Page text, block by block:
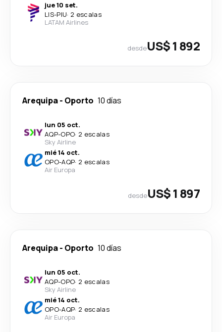
jue 10 set.
LIS-PIU· 2 escalas
LATAM Airlines
desdeUS$ 1 892
Arequipa- Oporto 10 días
lun 05 oct.
AQP-OPO· 2 escalas
Sky Airline
mié 14 oct.
OPO-AQP· 2 escalas
Air Europa
desdeUS$ 1 897
Arequipa- Oporto 10 días
lun 05 oct.
AQP-OPO· 2 escalas
Sky Airline
mié 14 oct.
OPO-AQP· 2 escalas
Air Europa